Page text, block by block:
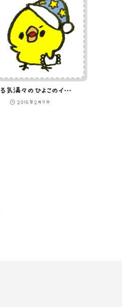
寝る気満々のひよこのイラスト
2016年2月9日